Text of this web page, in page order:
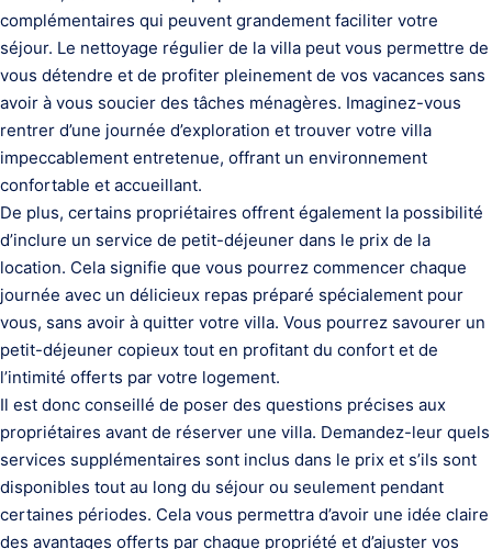
complémentaires qui peuvent grandement faciliter votre
séjour. Le nettoyage régulier de la villa peut vous permettre de
vous détendre et de profiter pleinement de vos vacances sans
avoir à vous soucier des tâches ménagères. Imaginez-vous
rentrer d’une journée d’exploration et trouver votre villa
impeccablement entretenue, offrant un environnement
confortable et accueillant.
De plus, certains propriétaires offrent également la possibilité
d’inclure un service de petit-déjeuner dans le prix de la
location. Cela signifie que vous pourrez commencer chaque
journée avec un délicieux repas préparé spécialement pour
vous, sans avoir à quitter votre villa. Vous pourrez savourer un
petit-déjeuner copieux tout en profitant du confort et de
l’intimité offerts par votre logement.
Il est donc conseillé de poser des questions précises aux
propriétaires avant de réserver une villa. Demandez-leur quels
services supplémentaires sont inclus dans le prix et s’ils sont
disponibles tout au long du séjour ou seulement pendant
certaines périodes. Cela vous permettra d’avoir une idée claire
des avantages offerts par chaque propriété et d’ajuster vos